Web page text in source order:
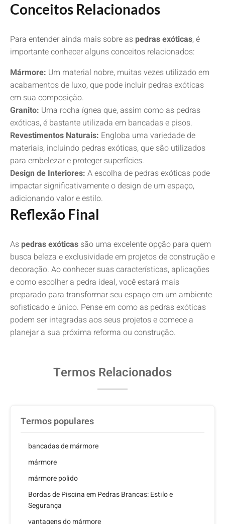
Conceitos Relacionados
Para entender ainda mais sobre as pedras exóticas, é
importante conhecer alguns conceitos relacionados:
Mármore: Um material nobre, muitas vezes utilizado em
acabamentos de luxo, que pode incluir pedras exóticas
em sua composição.
Granito: Uma rocha ígnea que, assim como as pedras
exóticas, é bastante utilizada em bancadas e pisos.
Revestimentos Naturais: Engloba uma variedade de
materiais, incluindo pedras exóticas, que são utilizados
para embelezar e proteger superfícies.
Design de Interiores: A escolha de pedras exóticas pode
impactar significativamente o design de um espaço,
adicionando valor e estilo.
Reflexão Final
As pedras exóticas são uma excelente opção para quem
busca beleza e exclusividade em projetos de construção e
decoração. Ao conhecer suas características, aplicações
e como escolher a pedra ideal, você estará mais
preparado para transformar seu espaço em um ambiente
sofisticado e único. Pense em como as pedras exóticas
podem ser integradas aos seus projetos e comece a
planejar a sua próxima reforma ou construção.
Termos Relacionados
Termos populares
bancadas de mármore
mármore
mármore polido
Bordas de Piscina em Pedras Brancas: Estilo e
Segurança
vantagens do mármore